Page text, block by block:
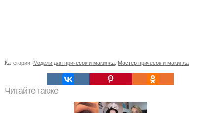
Категории: Модели для причесок и макияжа Мастер причесок и макияжа
Читайте также